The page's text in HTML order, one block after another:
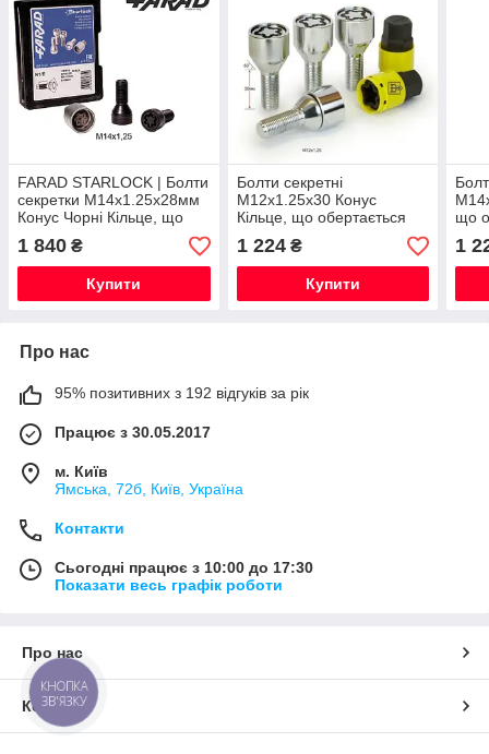
FARAD STARLOCK | Болти
секретки М14х1.25х28мм
Конус Чорні Кільце, що
обертається Ключ 17
(BMW, MINI) + запасний
ключ
1 840 ₴
Купити
Болти секретні
М12x1.25x30 Конус
Кільце, що обертається
Ключ 17-19 (ВАЗ, ГАЗ,
Fiat, Lancia, Citroen,
Peugeot)
1 224₴
Купити
що
19
1
Про нас
95% позитивних з 192 відгуків за рік
Працює з 30.05.2017
м. Київ
Ямська, 72б, Київ, Україна
Контакти
Сьогодні працює з 10:00 до 17:30
Показати весь графік роботи
Про нас
Контакти
КНОПКА
ЗВ'ЯЗКУ